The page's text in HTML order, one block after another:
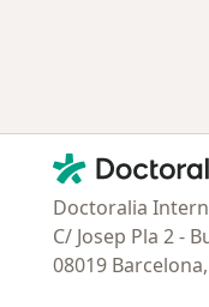
Contacto
Doctoralia - Página de
Doctoralia
C/ Josep Pla 2 -
08019